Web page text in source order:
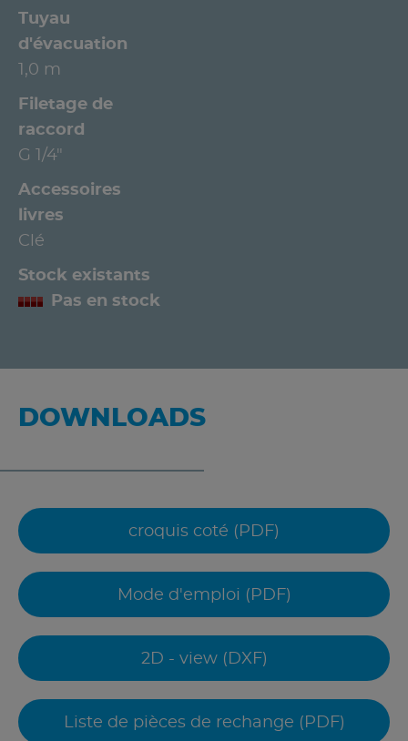
Tuyau
d'évacuation
1,0 m
Filetage de
raccord
G 1/4"
Accessoires
livres
Clé
Stock existants
Pas en stock
DOWNLOADS
croquis coté (PDF)
Mode d'emploi (PDF)
2D - view (DXF)
Liste de pièces de rechange (PDF)